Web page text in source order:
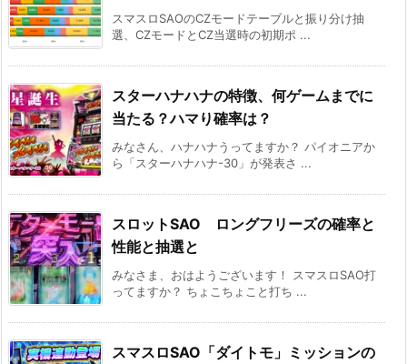
スマスロSAOのCZモードテーブルと振り分け抽
選、CZモードとCZ当選時の初期ポ ...
スターハナハナの特徴、何ゲームまでに
当たる？ハマり確率は？
みなさん、ハナハナうってますか？ パイオニアか
ら「スターハナハナ-30」が発表さ ...
スロットSAO ロングフリーズの確率と
性能と抽選と
みなさま、おはようございます！ スマスロSAO打
ってますか？ ちょこちょこと打ち ...
スマスロSAO「ダイトモ」ミッションの